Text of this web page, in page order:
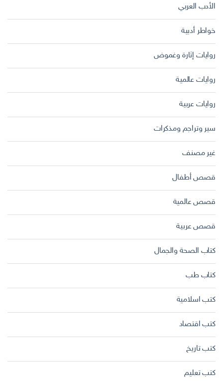
الأدب العربي
خواطر أدبية
روايات إثارة وغموض
روايات عالمية
روايات عربية
سير وتراجم ومذكرات
غير مصنف
قصص أطفال
قصص عالمية
قصص عربية
كتاب الصحة والجمال
كتاب طب
كتب اسلامية
كتب اقتصاد
كتب تاريخ
كتب تعليم